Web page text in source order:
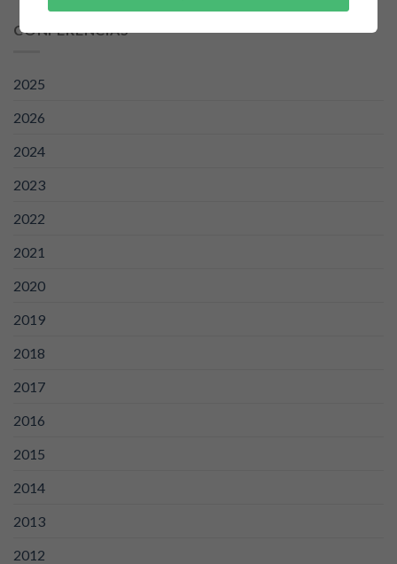
CONFERENCIAS
2025
2026
2024
2023
2022
2021
2020
2019
2018
2017
2016
2015
2014
2013
2012